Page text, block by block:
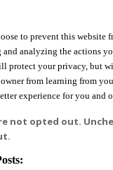
to prevent this website
and analyzing the actions
protect your privacy, but
from learning from
experience for you and
not opted out.